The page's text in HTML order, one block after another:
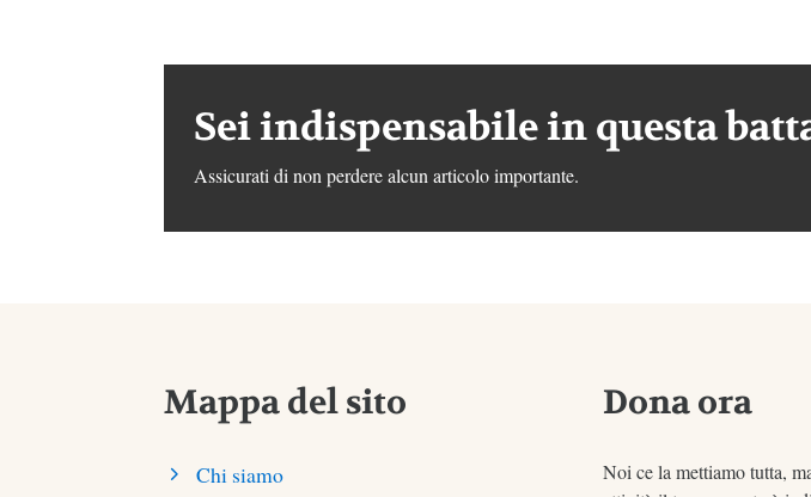
Sei indispensabile in questa
Assicurati di non perdere alcun articolo importante.
Mappa del sito
Chi siamo
Dona ora
Noi ce la mettiamo tutta,